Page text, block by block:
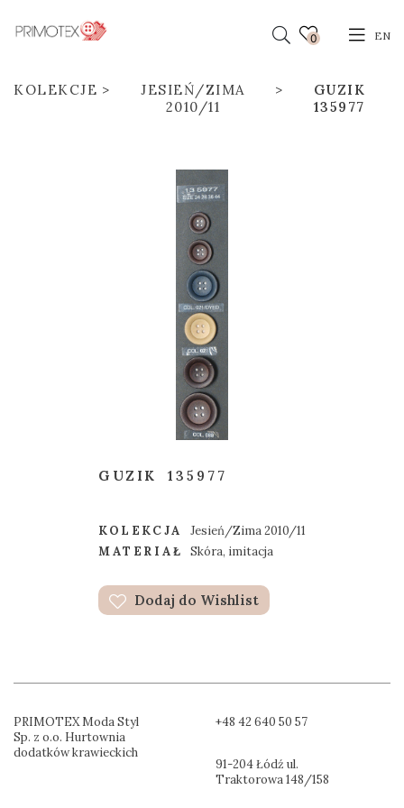
0 EN
KOLEKCJE
JESIEŃ/ZIMA
2010/11
GUZIK
135977
GUZIK 135977
KOLEKCJA
Jesień/Zima 2010/11
MATERIAŁ
Skóra, imitacja
Dodaj do Wishlist
PRIMOTEX Moda Styl
Sp. z o.o. Hurtownia
dodatków krawieckich
+48 42 640 50 57
91-204 Łódź ul.
Traktorowa 148/158